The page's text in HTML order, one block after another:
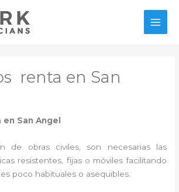
renta en San
San Angel
de obras civiles, son necesarias las
resistentes, fijas o móviles facilitando
poco habituales o asequibles.